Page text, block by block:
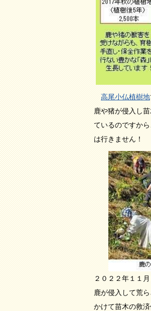
高尾小仏植樹地
鹿や猪が侵入し
ているのですか
は行きません！
２０２２年１１月
鹿が侵入して荒
かけて苗木の救